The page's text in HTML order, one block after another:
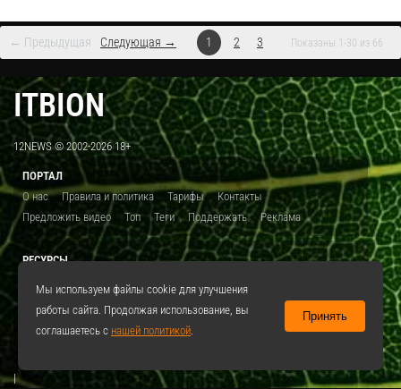
← Предыдущая Следующая → 1 2 3 Показаны 1-30 из 66
ITBION
12NEWS © 2002-2026 18+
ПОРТАЛ
О нас
Правила и политика Тарифы
Контакты
Предложить видео
Топ Теги Поддержать Реклама
РЕСУРСЫ
|
Мы используем файлы cookie для улучшения
работы сайта. Продолжая использование, вы
соглашаетесь с нашей политикой.
Принять